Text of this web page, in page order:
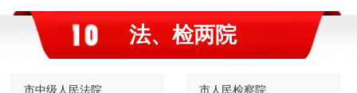
法、检两院
市中级人民法院 市人民检察院